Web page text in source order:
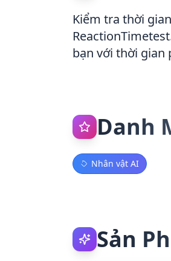
Kiểm tra thời
bạn với thời gian
Danh
Nhân vật AI
Sản